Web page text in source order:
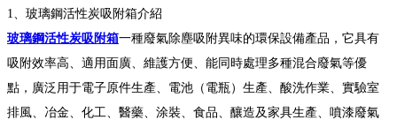
1、玻璃鋼活性炭吸附箱介紹
玻璃鋼活性炭吸附箱一種廢氣除塵吸附異味的環保設備產品，它具有
吸附效率高、適用面廣、維護方便、能同時處理多種混合廢氣等優
點，廣泛用于電子原件生產、電池（電瓶）生產、酸洗作業、實驗室
排風、冶金、化工、醫藥、涂裝、食品、釀造及家具生產、噴漆廢氣